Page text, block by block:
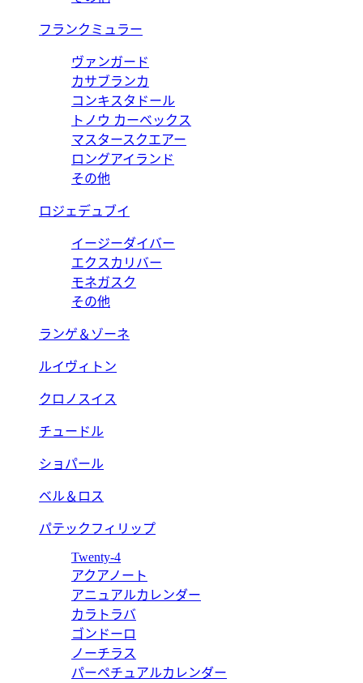
フランクミュラー
ヴァンガード
カサブランカ
コンキスタドール
トノウ カーベックス
マスタースクエアー
ロングアイランド
その他
ロジェデュブイ
イージーダイバー
エクスカリバー
モネガスク
その他
ランゲ＆ゾーネ
ルイヴィトン
クロノスイス
チュードル
ショパール
ベル＆ロス
パテックフィリップ
Twenty-4
アクアノート
アニュアルカレンダー
カラトラバ
ゴンドーロ
ノーチラス
パーペチュアルカレンダー